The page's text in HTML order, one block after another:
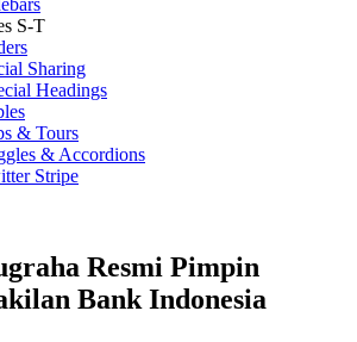
S-T
Sharing
Headings
& Tours
& Accordions
Stripe
Resmi Pimpin
Bank Indonesia